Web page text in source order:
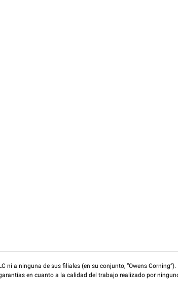
a ninguna de sus filiales (en su conjunto, “Owens
en cuanto a la calidad del trabajo realizado por